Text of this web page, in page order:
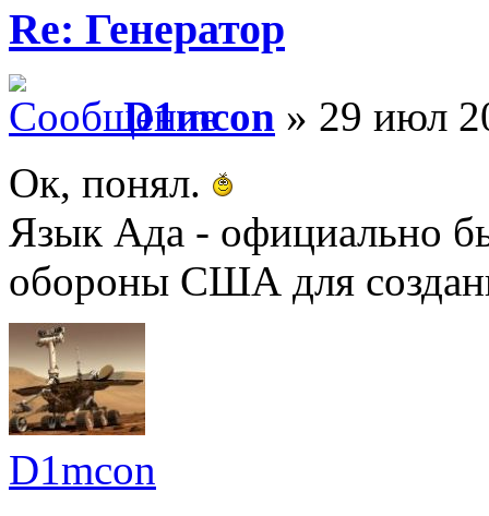
Re: Генератор
D1mcon » 29 июл
Ок, понял.
Язык Ада - официально
обороны США для
D1mcon